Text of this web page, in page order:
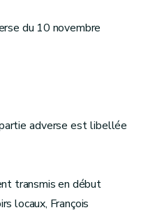
du 10 novembre
adverse est libellée
transmis en début
locaux, François